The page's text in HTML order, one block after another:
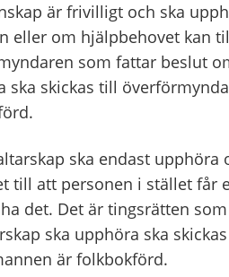
är frivilligt och ska
eller om hjälpbehovet kan
som fattar beslut
ska skickas till
ska endast
till att personen i stället får
det. Det är tingsrätten
ska upphöra ska
är folkbokförd.